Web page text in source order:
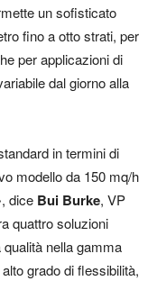
un sofisticato
fino a otto strati, per
per applicazioni di
dal giorno alla
in termini di
modello da 150 mq/h
dice Bui Burke, VP
quattro soluzioni
nella gamma
grado di flessibilità,